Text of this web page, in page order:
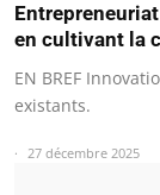
en cultivant la
EN BREF
existants.
27 décembre 2025